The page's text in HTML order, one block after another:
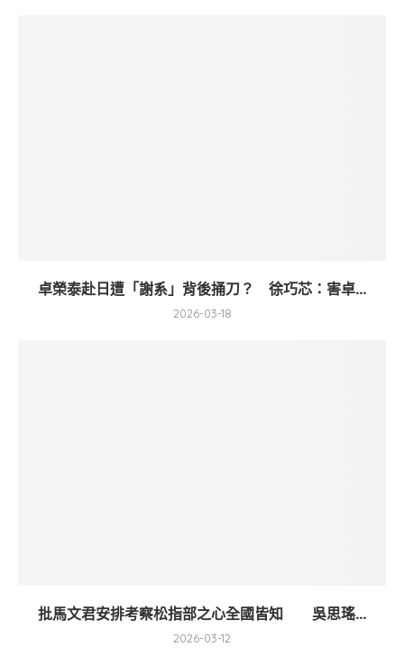
卓榮泰赴日遭「謝系」背後捅刀？ 徐巧芯：害卓...
2026-03-18
批馬文君安排考察松指部之心全國皆知 吳思瑤...
2026-03-12